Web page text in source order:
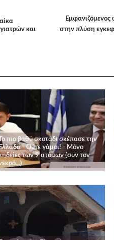
και
Εμφανιζόμενος
στην πλύση
Το πιο βαθύ σκοτάδι σκέπασε την
- Ούτε γάμοι! - Μόνο
των 9 ατόμων (συν τον